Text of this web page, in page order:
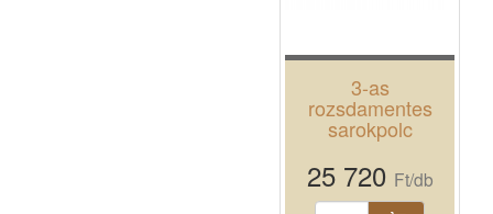
3-as
rozsdamentes
sarokpolc
25 720 Ft/db